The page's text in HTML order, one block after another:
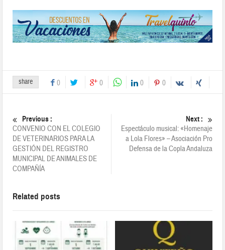
share 0 0 0 0
Previous :
CONVENIO CON EL COLEGIO
DE VETERINARIOS PARA LA
GESTIÓN DEL REGISTRO
MUNICIPAL DE ANIMALES DE
COMPAÑÍA
Next :
Espectáculo musical: «Homenaje
a Lola Flores» – Asociación Pro
Defensa de la Copla Andaluza
Related posts